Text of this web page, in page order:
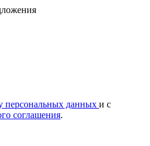
персональных данных и с
соглашения.